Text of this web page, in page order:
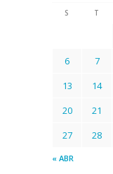
S T
« ABR
6
7
13
14
20
21
27
28